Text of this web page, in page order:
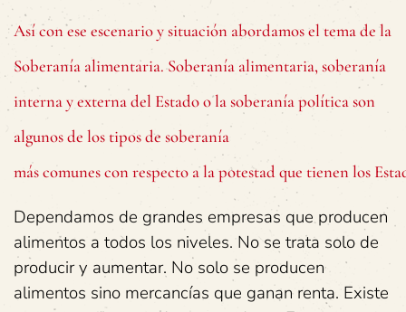
Así con ese escenario y situación abordamos el tema de la
Soberanía alimentaria. Soberanía alimentaria, soberanía
interna y externa del Estado o la soberanía política son
algunos de los tipos de soberanía
más comunes con respecto a la potestad que tienen los
Dependamos de grandes empresas que producen
alimentos a todos los niveles. No se trata solo de
producir y aumentar. No solo se producen
alimentos sino mercancías que ganan renta. Existe